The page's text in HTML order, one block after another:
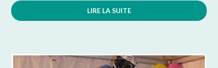
LIRE LA SUITE